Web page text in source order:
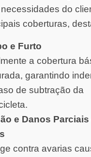
do
coberturas,
e Furto
a cobertura
garantindo
de subtração da
e Danos Parciais
contra avarias